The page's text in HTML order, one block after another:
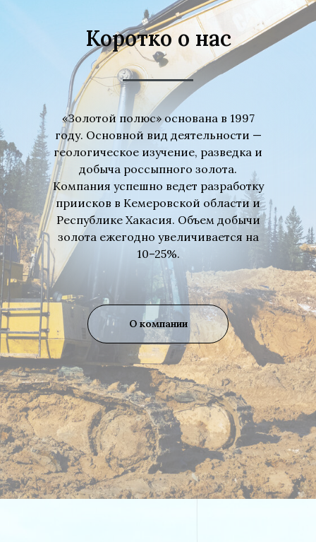
Коротко о нас
«Золотой полюс» основана в 1997
году. Основной вид деятельности —
геологическое изучение, разведка и
добыча россыпного золота.
Компания успешно ведет разработку
приисков в Кемеровской области и
Республике Хакасия. Объем добычи
золота ежегодно увеличивается на
10–25%.
О компании